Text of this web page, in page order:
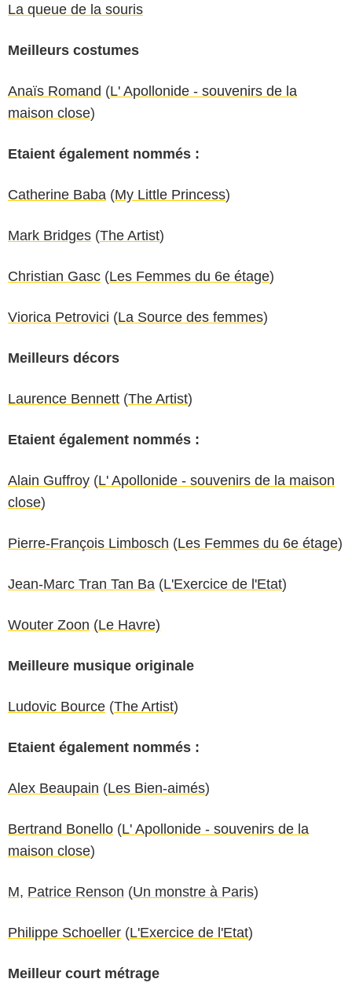
La queue de la souris
Meilleurs costumes
Anaïs Romand (L' Apollonide - souvenirs de la
maison close)
Etaient également nommés :
Catherine Baba (My Little Princess)
Mark Bridges (The Artist)
Christian Gasc (Les Femmes du 6e étage)
Viorica Petrovici (La Source des femmes)
Meilleurs décors
Laurence Bennett (The Artist)
Etaient également nommés :
Alain Guffroy (L' Apollonide - souvenirs de la maison
close)
Pierre-François Limbosch (Les Femmes du 6e étage)
Jean-Marc Tran Tan Ba (L'Exercice de l'Etat)
Wouter Zoon (Le Havre)
Meilleure musique originale
Ludovic Bource (The Artist)
Etaient également nommés :
Alex Beaupain (Les Bien-aimés)
Bertrand Bonello (L' Apollonide - souvenirs de la
maison close)
M, Patrice Renson (Un monstre à Paris)
Philippe Schoeller (L'Exercice de l'Etat)
Meilleur court métrage